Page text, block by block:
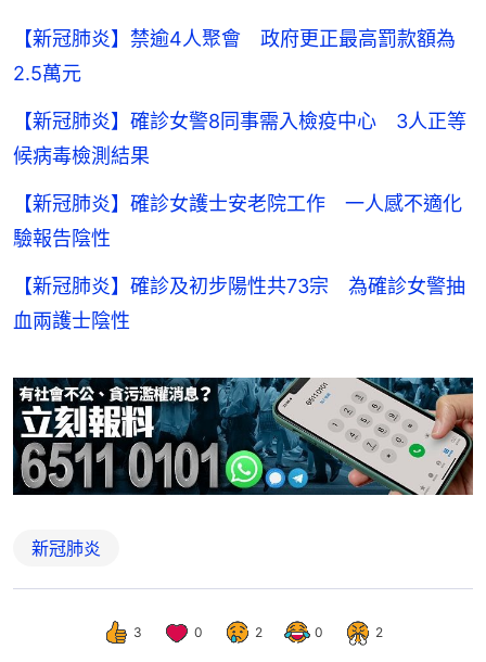
【新冠肺炎】禁逾4人聚會 政府更正最高罰款額為
2.5萬元
【新冠肺炎】確診女警8同事需入檢疫中心 3人正等
候病毒檢測結果
【新冠肺炎】確診女護士安老院工作 一人感不適化
驗報告陰性
【新冠肺炎】確診及初步陽性共73宗 為確診女警抽
血兩護士陰性
新冠肺炎
3 0 2 0 2